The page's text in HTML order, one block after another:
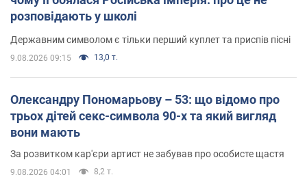
розповідають у школі
Державним символом є тільки перший куплет та приспів пісні
9.08.2026 09:15 13,0 т.
Олександру Пономарьову – 53: що відомо про
трьох дітей секс-символа 90-х та який вигляд
вони мають
За розвитком кар'єри артист не забував про особисте щастя
9.08.2026 04:01 8,2 т.